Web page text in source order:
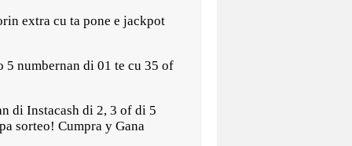
extra cu ta pone e jackpot
numbernan di 01 te cu 35 of
di Instacash di 2, 3 of di 5
sorteo! Cumpra y Gana